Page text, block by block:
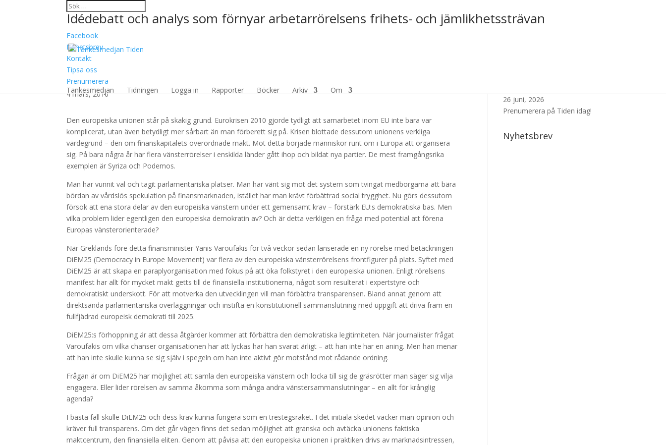
Idédebatt och analys som förnyar arbetarrörelsens frihets- och jämlikhetssträvan
Facebook
Nyhetsbrev
Kontakt
Tipsa oss
Prenumerera
Tankesmedjan
Tidningen Logga in Rapporter Böcker Arkiv Om
Har en paraplyorganisation för vänsterns Europa fötts?
4 mars, 2016
Den europeiska unionen står på skakig grund. Eurokrisen 2010 gjorde tydligt att samarbetet inom EU inte bara var
komplicerat, utan även betydligt mer sårbart än man förberett sig på. Krisen blottade dessutom unionens verkliga
värdegrund – den om finanskapitalets överordnade makt. Mot detta började människor runt om i Europa att organisera
sig. På bara några år har flera vänsterrörelser i enskilda länder gått ihop och bildat nya partier. De mest framgångsrika
exemplen är Syriza och Podemos.
Man har vunnit val och tagit parlamentariska platser. Man har vänt sig mot det system som tvingat medborgarna att bära
bördan av vårdslös spekulation på finansmarknaden, istället har man krävt förbättrad social trygghet. Nu görs dessutom
försök att ena stora delar av den europeiska vänstern under ett gemensamt krav – förstärk EU:s demokratiska bas. Men
vilka problem lider egentligen den europeiska demokratin av? Och är detta verkligen en fråga med potential att förena
Europas vänsterorienterade?
När Greklands före detta finansminister Yanis Varoufakis för två veckor sedan lanserade en ny rörelse med betäckningen
DiEM25 (Democracy in Europe Movement) var flera av den europeiska vänsterrörelsens frontfigurer på plats. Syftet med
DiEM25 är att skapa en paraplyorganisation med fokus på att öka folkstyret i den europeiska unionen. Enligt rörelsens
manifest har allt för mycket makt getts till de finansiella institutionerna, något som resulterat i expertstyre och
demokratiskt underskott. För att motverka den utvecklingen vill man förbättra transparensen. Bland annat genom att
direktsända parlamentariska överläggningar och instifta en konstitutionell sammanslutning med uppgift att driva fram en
fullfjädrad europeisk demokrati till 2025.
DiEM25:s förhoppning är att dessa åtgärder kommer att förbättra den demokratiska legitimiteten. När journalister frågat
Varoufakis om vilka chanser organisationen har att lyckas har han svarat ärligt – att han inte har en aning. Men han menar
att han inte skulle kunna se sig själv i spegeln om han inte aktivt gör motstånd mot rådande ordning.
Frågan är om DiEM25 har möjlighet att samla den europeiska vänstern och locka till sig de gräsrötter man säger sig vilja
engagera. Eller lider rörelsen av samma åkomma som många andra vänstersammanslutningar – en allt för krånglig
agenda?
I bästa fall skulle DiEM25 och dess krav kunna fungera som en trestegsraket. I det initiala skedet väcker man opinion och
kräver full transparens. Om det går vägen finns det sedan möjlighet att granska och avtäcka unionens faktiska
maktcentrum, den finansiella eliten. Genom att påvisa att den europeiska unionen i praktiken drivs av marknadsintressen,
26 juni, 2026
Prenumerera på Tiden idag!
Nyhetsbrev